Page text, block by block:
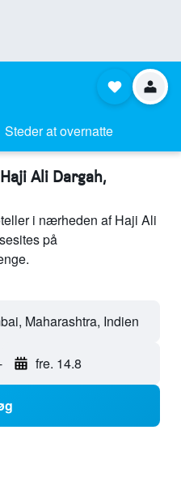
Steder at overnatte
Ali Dargah,
i nærheden af Haji Ali
på
Maharashtra, Indien
fre. 14.8